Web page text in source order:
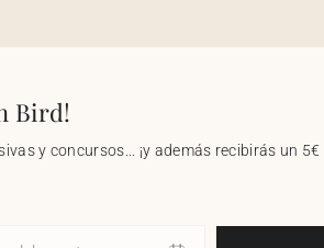
Bird!
y concursos... ¡y además recibirás un